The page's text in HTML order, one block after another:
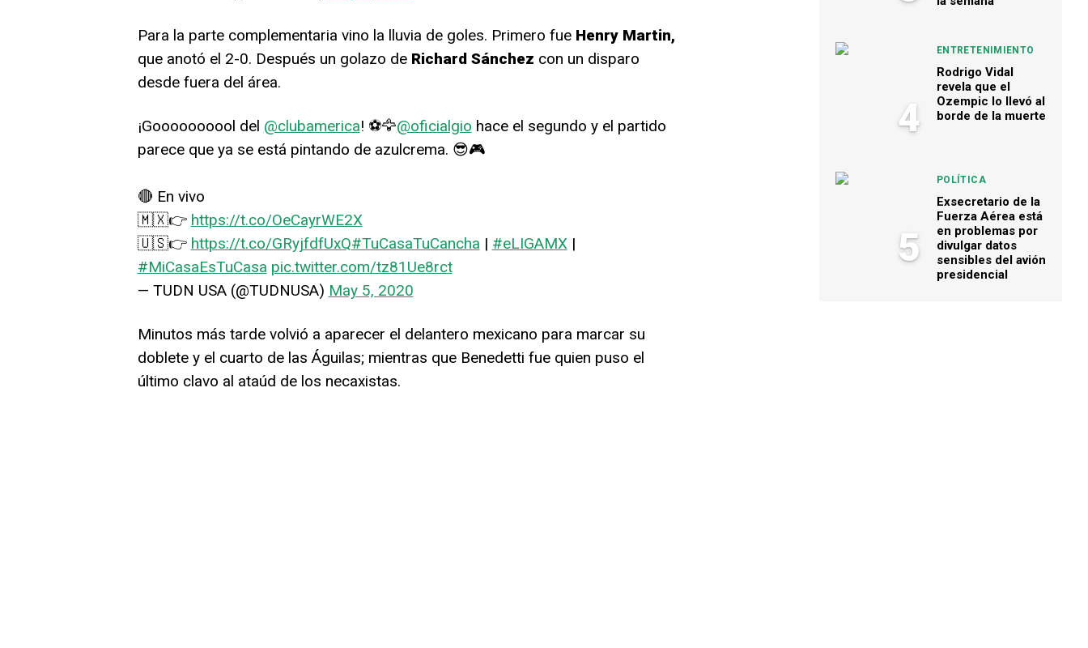
Para la parte complementaria vino la lluvia de goles. Primero fue Henry Martin,
que anotó el 2-0. Después un golazo de Richard Sánchez con un disparo
desde fuera del área.
¡Goooooooool del @clubamerica! ⚽🦅@oficialgio hace el segundo y el partido
parece que ya se está pintando de azulcrema. 😎🎮
🔴 En vivo
🇲🇽👉 https://t.co/OeCayrWE2X
🇺🇸👉 https://t.co/GRyjfdfUxQ#TuCasaTuCancha | #eLIGAMX|
#MiCasaEsTuCasa pic.twitter.com/tz81Ue8rct
— TUDN USA (@TUDNUSA) May 5, 2020
Minutos más tarde volvió a aparecer el delantero mexicano para marcar su
doblete y el cuarto de las Águilas; mientras que Benedetti fue quien puso el
último clavo al ataúd de los necaxistas.
4
ENTRETENIMIENTO
Rodrigo Vidal
revela que el
Ozempic lo llevó al
borde de la muerte
5
POLÍTICA
Exsecretario de la
Fuerza Aérea está
en problemas por
divulgar datos
sensibles del avión
presidencial